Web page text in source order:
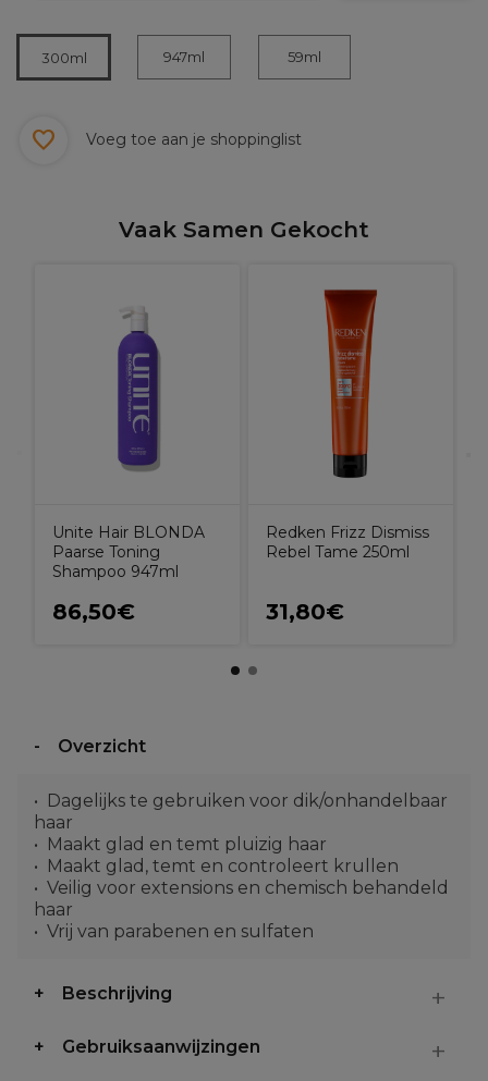
300ml 947ml 59ml
Voeg toe aan je shoppinglist
Vaak Samen Gekocht
Unite Hair BLONDA
Paarse Toning
Shampoo 947ml
86,50€
Redken Frizz Dismiss
Rebel Tame 250ml
31,80€
Overzicht
Dagelijks te gebruiken voor dik/onhandelbaar
haar
Maakt glad en temt pluizig haar
Maakt glad, temt en controleert krullen
Veilig voor extensions en chemisch behandeld
haar
Vrij van parabenen en sulfaten
Beschrijving
Gebruiksaanwijzingen